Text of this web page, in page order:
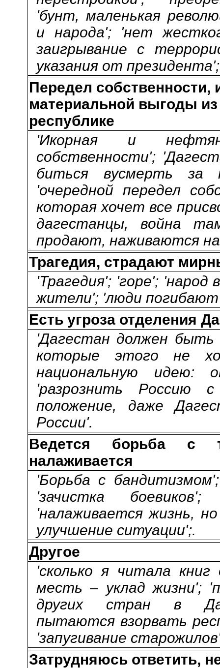
'бунт, маленькая
и народа'; 'нет
заигрывание с
указания от
Передел собственности,
материальной выгоды
республике
'Икорная и
собственности';
биться вусмерть
'очередной передел
которая хочет все
дагестанцы, война
продают, наживаются
Трагедия, страдают
'Трагедия'; 'горе';
жители'; 'люди
Есть угроза отделения
'Дагестан должен быть
которые этого не
национальную идею:
'разрознить Россию
положение, даже
России'.
Ведется борьба с
налаживается
'Борьба с
'зачистка
'налаживается жизнь,
улучшение ситуации';.
Другое
'сколько я читала
месть – уклад жизни';
других стран в
пытаются взорвать
'запугивание
Затрудняюсь ответить,